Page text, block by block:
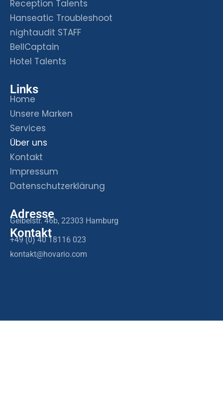
Reception Talents
Hanseatic Troubleshoot
nightaudit STAFF
BellCaptain
Hotel Talents
Links
Home
Unsere Marken
Services
Über uns
Kontakt
Impressum
Datenschutzerklärung
Adresse
Geibelstr. 46b, 22303 Hamburg
Kontakt
+49 (0) 40 18116 023
kontakt@hovario.com